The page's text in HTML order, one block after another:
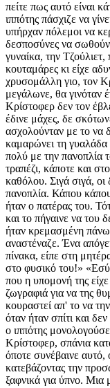
πείτε πως αυτό είναι
ιππότης πάσχιζε να
υπήρχαν πόλεμοι να
δεσποσύνες να σωθούν.
γυναίκα, την
κουταμάρες κι είχε
χρυσομάλλη γιο, τον
μεγάλωνε, θα γινόταν
Κρίστοφερ δεν τον
έδινε μάχες, δε
ασχολούνταν με το να
καμαρώνει τη γυαλάδα
πολύ με την πανοπλία
τραπέζι, κάποτε και
καθόλου. Σιγά σιγά, οι
πανοπλία. Κάπου
ήταν ο πατέρας του.
και το πήγαινε να του
ήταν κρεμασμένη
αναστέναζε. Ένα
πίνακα, είπε στη
στο φυσικό του!»
που η υπομονή της είχε
ζωγραφιά για να της
κουραστεί απ' το να
όταν ήταν σπίτι και
ο ιππότης
Κρίστοφερ, σπάνια
όποτε συνέβαινε αυτό,
κατεβάζοντας την
ξαφνικά για ύπνο. Μια